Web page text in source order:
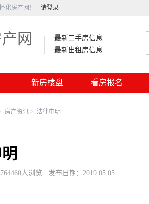
化房产网！ 请登录
网
最新二手房信息
最新出租房信息
新房楼盘 看房报名
房产资讯 > 法律申明
764460人浏览 发布日期：2019.05.05